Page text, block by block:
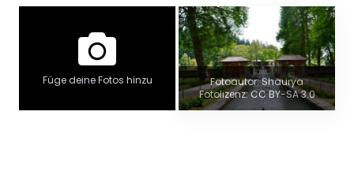
Füge deine Fotos hinzu
Fotoautor: Shaurya
Fotolizenz: CC BY-SA 3.0